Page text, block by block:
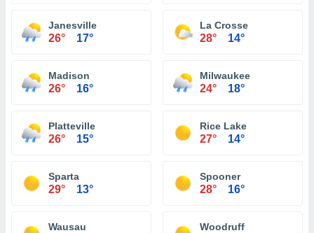
Janesville
26° 17°
La Crosse
28° 14°
Madison
26° 16°
Milwaukee
24° 18°
Platteville
26° 15°
Rice Lake
27° 14°
Sparta
29° 13°
Spooner
28° 16°
Wausau Woodruff